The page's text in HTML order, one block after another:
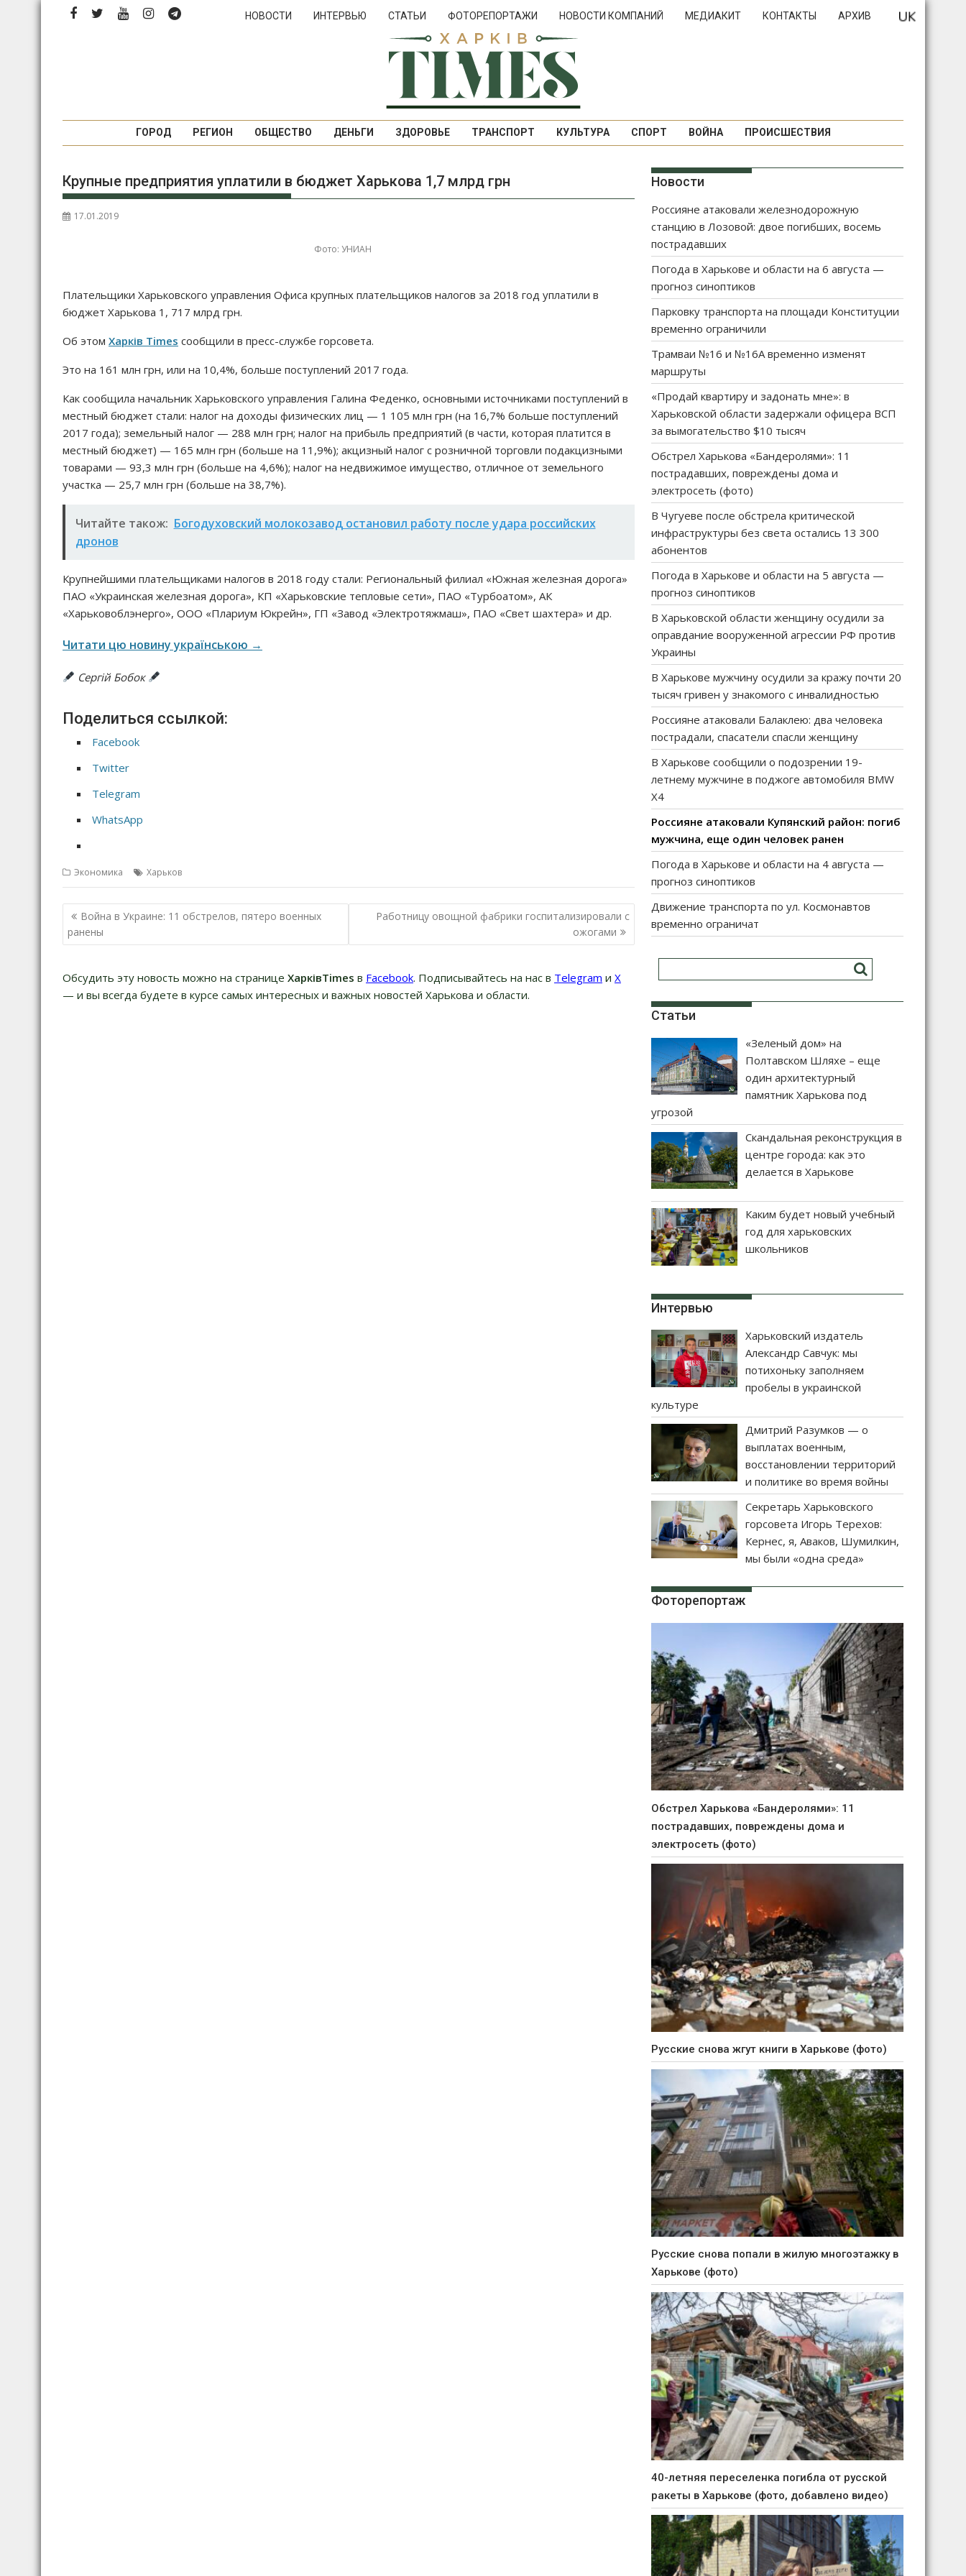
НОВОСТИ ИНТЕРВЬЮ СТАТЬИ ФОТОРЕПОРТАЖИ НОВОСТИ КОМПАНИЙ МЕДИАКИТ КОНТАКТЫ АРХИВ
ГОРОД РЕГИОН ОБЩЕСТВО ДЕНЬГИ ЗДОРОВЬЕ ТРАНСПОРТ КУЛЬТУРА СПОРТ ВОЙНА ПРОИСШЕСТВИЯ
Крупные предприятия уплатили в бюджет Харькова 1,7 млрд грн
17.01.2019
Фото: УНИАН
Плательщики Харьковского управления Офиса крупных плательщиков налогов за 2018 год уплатили в
бюджет Харькова 1, 717 млрд грн.
Об этом Харків Times сообщили в пресс-службе горсовета.
Это на 161 млн грн, или на 10,4%, больше поступлений 2017 года.
Как сообщила начальник Харьковского управления Галина Феденко, основными источниками поступлений в
местный бюджет стали: налог на доходы физических лиц — 1 105 млн грн (на 16,7% больше поступлений
2017 года); земельный налог — 288 млн грн; налог на прибыль предприятий (в части, которая платится в
местный бюджет) — 165 млн грн (больше на 11,9%); акцизный налог с розничной торговли подакцизными
товарами — 93,3 млн грн (больше на 4,6%); налог на недвижимое имущество, отличное от земельного
участка — 25,7 млн грн (больше на 38,7%).
Читайте також: Богодуховский молокозавод остановил работу после удара российских
дронов
Крупнейшими плательщиками налогов в 2018 году стали: Региональный филиал «Южная железная дорога»
ПАО «Украинская железная дорога», КП «Харьковские тепловые сети», ПАО «Турбоатом», АК
«Харьковоблэнерго», ООО «Плариум Юкрейн», ГП «Завод «Электротяжмаш», ПАО «Свет шахтера» и др.
Читати цю новину українською →
Сергій Бобок
Поделиться ссылкой:
Facebook
Twitter
Telegram
WhatsApp
Экономика Харьков
Н
а
и
г
Война в Украине: 11 обстрелов, пятеро военных
ранены
Работницу овощной фабрики госпитализировали с
ожогами
Обсудить эту новость можно на странице ХарківTimes в Facebook. Подписывайтесь на нас в Telegram и Х
— и вы всегда будете в курсе самых интересных и важных новостей Харькова и области.
Новости
Россияне атаковали железнодорожную
станцию в Лозовой: двое погибших, восемь
пострадавших
Погода в Харькове и области на 6 августа —
прогноз синоптиков
Парковку транспорта на площади Конституции
временно ограничили
Трамваи №16 и №16А временно изменят
маршруты
«Продай квартиру и задонать мне»: в
Харьковской области задержали офицера ВСП
за вымогательство $10 тысяч
Обстрел Харькова «Бандеролями»: 11
пострадавших, повреждены дома и
электросеть (фото)
В Чугуеве после обстрела критической
инфраструктуры без света остались 13 300
абонентов
Погода в Харькове и области на 5 августа —
прогноз синоптиков
В Харьковской области женщину осудили за
оправдание вооруженной агрессии РФ против
Украины
В Харькове мужчину осудили за кражу почти 20
тысяч гривен у знакомого с инвалидностью
Россияне атаковали Балаклею: два человека
пострадали, спасатели спасли женщину
В Харькове сообщили о подозрении 19-
летнему мужчине в поджоге автомобиля BMW
X4
Россияне атаковали Купянский район: погиб
мужчина, еще один человек ранен
Погода в Харькове и области на 4 августа —
прогноз синоптиков
Движение транспорта по ул. Космонавтов
временно ограничат
Статьи
«Зеленый дом» на
Полтавском Шляхе – еще
один архитектурный
памятник Харькова под
угрозой
Скандальная реконструкция в
центре города: как это
делается в Харькове
Каким будет новый учебный
год для харьковских
школьников
Интервью
Харьковский издатель
Александр Савчук: мы
потихоньку заполняем
пробелы в украинской
культуре
Дмитрий Разумков — о
выплатах военным,
восстановлении территорий
и политике во время войны
Секретарь Харьковского
горсовета Игорь Терехов:
Кернес, я, Аваков, Шумилкин,
мы были «одна среда»
Фоторепортаж
Обстрел Харькова «Бандеролями»: 11
пострадавших, повреждены дома и
электросеть (фото)
Русские снова жгут книги в Харькове (фото)
Русские снова попали в жилую многоэтажку в
Харькове (фото)
40-летняя переселенка погибла от русской
ракеты в Харькове (фото, добавлено видео)